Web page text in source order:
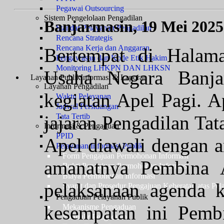
Pegawai Outsourcing
Sistem Pengelolaan Pengadilan
Standar Pelayanan Pengadilan
Rencana Strategis
Rencana Kerja dan Anggaran
Pengawasan dan Kode Etik Hakim
Monitoring LHKPN DAN LHKSN
Layanan PublikInformasi & Laporan
Layanan Pengadilan
Waktu Pelayanan
Jadwal Persidangan
Tata Tertib
Informasi & Pengaduan
PPID
Pelayanan Informasi Publik
Form Pengajuan Permohonan Informasi
Bukti Pengajuan Permohonan Informasi
Biaya Permohonan Informasi
Syarat dan Prosedur Pengajuan Keberatan atas
Pengaduan Pelayanan Publik
Mekanisme Pengaduan
Formulir Pengaduan
Banjarmasin, 19 Mei 2025
Bertempat di
Usaha Negara
kegiatan Apel Pagi.
jajaran Pengadilan
Apel diawali dengan
amanatnya
pelaksanaan
kesempatan ini